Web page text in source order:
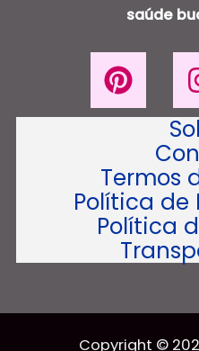
saúde
Termos
Política de
Política
Copyright ©